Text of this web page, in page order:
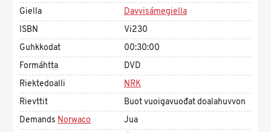
Giella
Davvisámegiella
ISBN
Vi230
Guhkkodat
00:30:00
Formáhtta
DVD
Riektedoalli
NRK
Rievttit
Buot vuoigavuođat doalahuvvon
DemandsNorwaco
Jua